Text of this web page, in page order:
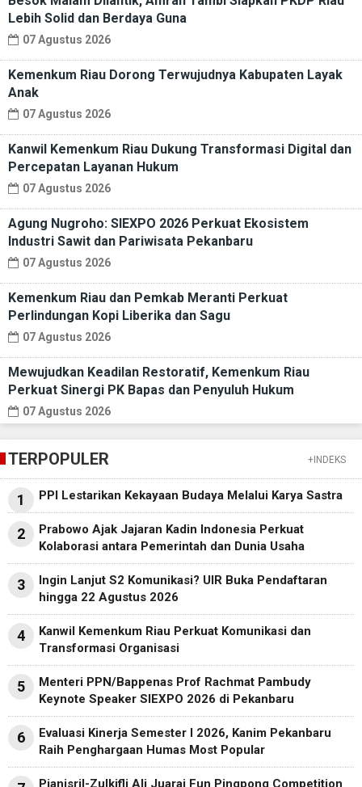
Lebih Solid dan Berdaya Guna
07 Agustus 2026
Kemenkum Riau Dorong Terwujudnya Kabupaten Layak
Anak
07 Agustus 2026
Kanwil Kemenkum Riau Dukung Transformasi Digital dan
Percepatan Layanan Hukum
07 Agustus 2026
Agung Nugroho: SIEXPO 2026 Perkuat Ekosistem
Industri Sawit dan Pariwisata Pekanbaru
07 Agustus 2026
Kemenkum Riau dan Pemkab Meranti Perkuat
Perlindungan Kopi Liberika dan Sagu
07 Agustus 2026
Mewujudkan Keadilan Restoratif, Kemenkum Riau
Perkuat Sinergi PK Bapas dan Penyuluh Hukum
07 Agustus 2026
TERPOPULER +INDEKS
1 PPI Lestarikan Kekayaan Budaya Melalui Karya Sastra
2
Prabowo Ajak Jajaran Kadin Indonesia Perkuat
Kolaborasi antara Pemerintah dan Dunia Usaha
3
Ingin Lanjut S2 Komunikasi? UIR Buka Pendaftaran
hingga 22 Agustus 2026
4
Kanwil Kemenkum Riau Perkuat Komunikasi dan
Transformasi Organisasi
5
Menteri PPN/Bappenas Prof Rachmat Pambudy
Keynote Speaker SIEXPO 2026 di Pekanbaru
6
Evaluasi Kinerja Semester I 2026, Kanim Pekanbaru
Raih Penghargaan Humas Most Popular
Pianisril-Zulkifli Ali Juarai Fun Pingpong Competition